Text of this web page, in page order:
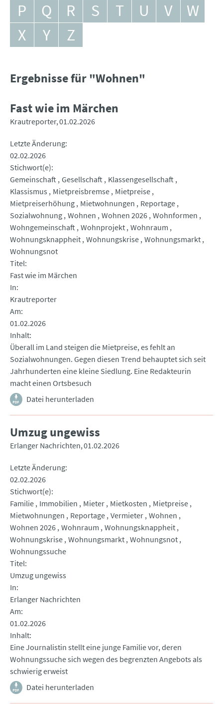
P
Q R S T U V
W
X
Y Z
Ergebnisse für "Wohnen"
Fast wie im Märchen
Krautreporter 01.02.2026
Letzte Änderung
02.02.2026
Stichwort(e)
Gemeinschaft Gesellschaft Klassengesellschaft
Klassismus
Mietpreisbremse Mietpreise
Mietpreiserhöhung Mietwohnungen
Reportage
Sozialwohnung Wohnen Wohnen 2026 Wohnformen
Wohngemeinschaft Wohnprojekt Wohnraum
Wohnungsknappheit Wohnungskrise Wohnungsmarkt
Wohnungsnot
Titel
Fast wie im Märchen
In
Krautreporter
Am
01.02.2026
Inhalt
Überall im Land steigen die Mietpreise, es fehlt an
Sozialwohnungen. Gegen diesen Trend behauptet sich seit
Jahrhunderten eine kleine Siedlung. Eine Redakteurin
macht einen Ortsbesuch
Datei herunterladen
Umzug ungewiss
Erlanger Nachrichten 01.02.2026
Letzte Änderung
02.02.2026
Stichwort(e)
Familie Immobilien Mieter Mietkosten
Mietpreise
Mietwohnungen
Reportage Vermieter Wohnen
Wohnen 2026 Wohnraum Wohnungsknappheit
Wohnungskrise Wohnungsmarkt Wohnungsnot
Wohnungssuche
Titel
Umzug ungewiss
In
Erlanger Nachrichten
Am
01.02.2026
Inhalt
Eine Journalistin stellt eine junge Familie vor, deren
Wohnungssuche sich wegen des begrenzten Angebots als
schwierig erweist
Datei herunterladen